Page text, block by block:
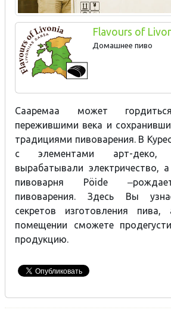
Flavours of
Домашнее пиво
Сааремаа может
пережившими века и
традициями пивоварения. В
с элементами арт-деко,
вырабатывали электричество,
пивоварня Pöide
пивоварения. Здесь Вы
секретов изготовления
помещении сможете
продукцию.